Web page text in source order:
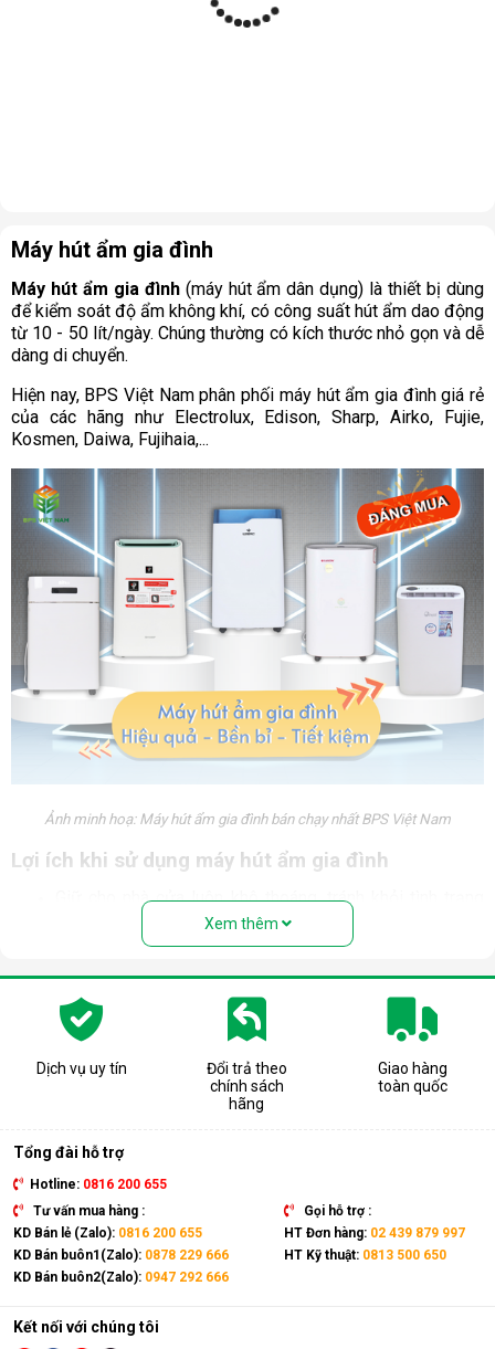
Máy hút ẩm gia đình
Máy hút ẩm gia đình(máy hút ẩm dân dụng) là thiết bị dùng
để kiểm soát độ ẩm không khí, có công suất hút ẩm dao động
từ 10 - 50 lít/ngày. Chúng thường có kích thước nhỏ gọn và dễ
dàng di chuyển.
Hiện nay, BPS Việt Nam phân phối máy hút ẩm gia đình giá rẻ
của các hãng như Electrolux, Edison, Sharp, Airko, Fujie,
Kosmen, Daiwa, Fujihaia,...
Ảnh minh hoạ: Máy hút ẩm gia đình bán chạy nhất BPS Việt Nam
Lợi ích khi sử dụng máy hút ẩm gia đình
Giữ cho nhà cửa luôn khô thoáng, tránh khỏi tình trạng
trơn trượt trong những ngày nồm ẩm.
Ngăn chặn tình trạng nấm mốc, hạn chế sự phát triển
khỏe, ngăn ngừa các bệnh về đường hô hấp, viêm mũi,
dị ứng thường gặp.
Bảo quản các thiết bị điện, đồ dùng trong nhà tránh tiếp
toàn khi sử dụng.
Hỗ trợ sấy khô quần áo, giày dép,... nhanh chóng trong
những ngày mưa ẩm. Ngăn chặn nấm mốc, vi khuẩn, mùi
hôi và chất gây dị ứng bám trên quần áo.
Xem thêm
Dịch vụ uy tín
Đổi trả theo
chính sách
hãng
Giao hàng
toàn quốc
Tổng đài hỗ trợ
Hotline: 0816 200 655
Tư vấn mua hàng :
KD Bán lẻ (Zalo): 0816 200 655
KD Bán buôn1(Zalo): 0878 229 666
KD Bán buôn2(Zalo): 0947 292 666
Gọi hỗ trợ :
HT Đơn hàng: 02 439 879 997
HT Kỹ thuật: 0813 500 650
Kết nối với chúng tôi